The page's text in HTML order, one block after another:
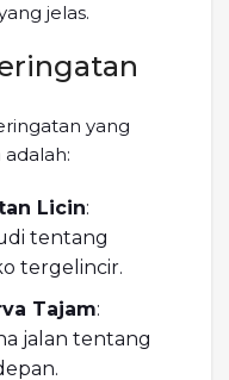
jelas.
yang
Licin:
tentang
tergelincir.
Tajam:
jalan tentang